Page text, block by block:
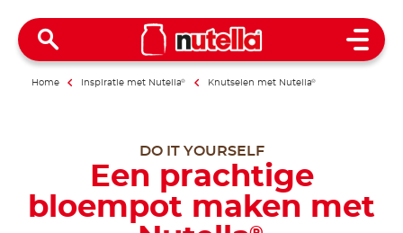
Open
Home Inspiratie met Nutella® Knutselen met Nutella®
DO IT YOURSELF
Een prachtige
bloempot maken met